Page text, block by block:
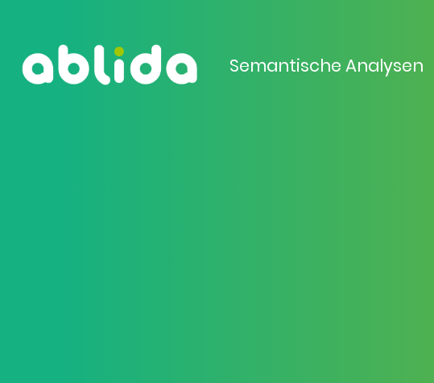
Semantische Analysen